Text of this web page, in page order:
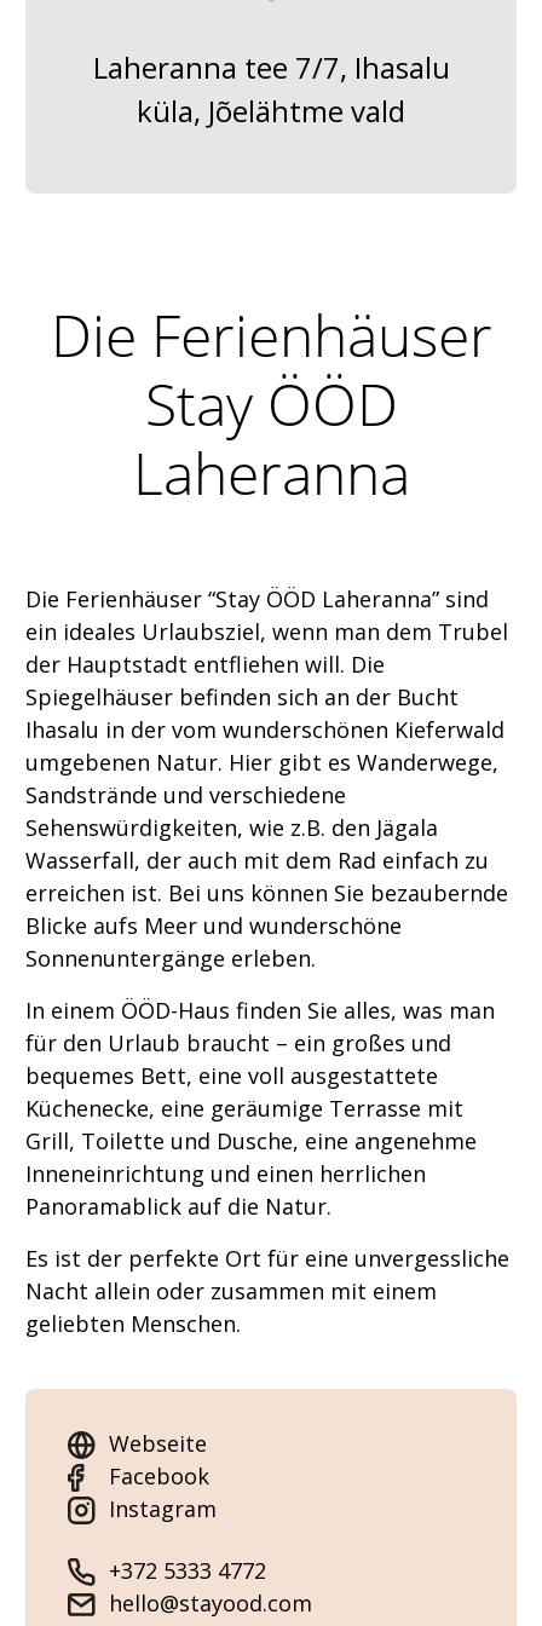
Laheranna tee 7/7, Ihasalu
küla, Jõelähtme vald
Die Ferienhäuser
Stay ÖÖD
Laheranna
Die Ferienhäuser “Stay ÖÖD Laheranna” sind
ein ideales Urlaubsziel, wenn man dem Trubel
der Hauptstadt entfliehen will. Die
Spiegelhäuser befinden sich an der Bucht
Ihasalu in der vom wunderschönen Kieferwald
umgebenen Natur. Hier gibt es Wanderwege,
Sandstrände und verschiedene
Sehenswürdigkeiten, wie z.B. den Jägala
Wasserfall, der auch mit dem Rad einfach zu
erreichen ist. Bei uns können Sie bezaubernde
Blicke aufs Meer und wunderschöne
Sonnenuntergänge erleben.
In einem ÖÖD-Haus finden Sie alles, was man
für den Urlaub braucht – ein großes und
bequemes Bett, eine voll ausgestattete
Küchenecke, eine geräumige Terrasse mit
Grill, Toilette und Dusche, eine angenehme
Inneneinrichtung und einen herrlichen
Panoramablick auf die Natur.
Es ist der perfekte Ort für eine unvergessliche
Nacht allein oder zusammen mit einem
geliebten Menschen.
Webseite
Facebook
Instagram
+372 5333 4772
hello@stayood.com